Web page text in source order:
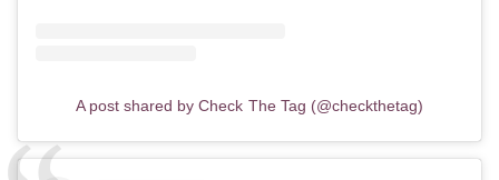
A post shared by Check The Tag (@checkthetag)